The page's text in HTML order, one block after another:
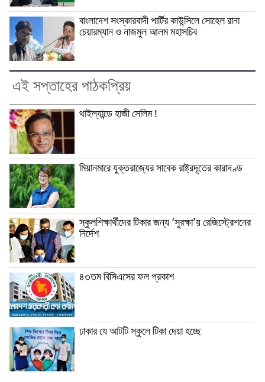
বাংলাদেশ সংস্কারবাদী পার্টির কাউন্সিলে সোহেল রানা
চেয়ারম্যান ও নাজমুল আলম মহাসচিব
এই সপ্তাহের পাঠকপ্রিয়
থাইল্যান্ডে হাজী সেলিম !
মিয়ানমারে যুক্তরাজ্যের সাবেক রাষ্ট্রদূতের কারাদণ্ড
স্কুলশিক্ষার্থীদের টিকার জন্য ‘সুরক্ষা’য় রেজিস্ট্রেশনের
নির্দেশ
৪৩তম বিসিএসের ফল প্রকাশ
ঢাকার যে আটটি স্কুলে টিকা দেয়া হচ্ছে